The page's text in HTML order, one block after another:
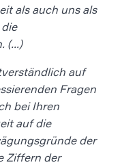
als auch uns als
(…)
auf
Fragen
bei Ihren
auf die
der
Ziffern der